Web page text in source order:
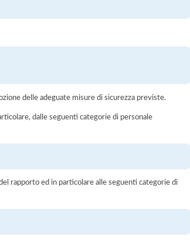
delle adeguate misure di sicurezza previste.
dalle seguenti categorie di personale
rapporto ed in particolare alle seguenti categorie di